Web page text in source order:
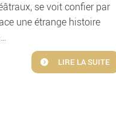
se voit confier par
une étrange histoire
LIRE LA SUITE